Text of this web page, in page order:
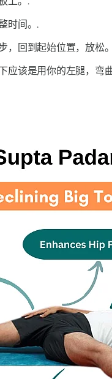
时间。.
，回到起始位置，放松
应该是用你的左腿，弯